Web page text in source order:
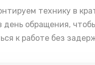
технику в
день обращения,
к работе без